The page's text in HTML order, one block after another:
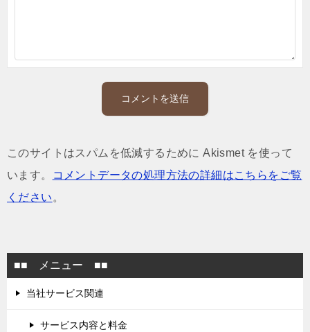
このサイトはスパムを低減するために Akismet を使って
います。
コメントデータの処理方法の詳細はこちらをご覧
ください 。
■■ メニュー ■■
当社サービス関連
サービス内容と料金